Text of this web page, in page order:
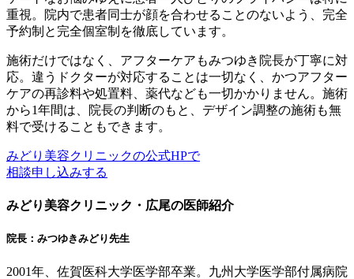
重視。院内で患者同士が顔を合わせることのないよう、完全
予約制と完全個室制を徹底しています。
施術だけではなく、アフターケアもみつゆき院長が丁寧に対
応。違うドクターが対応することは一切なく、かつアフター
ケアの再診料や処置料、薬代なども一切かかりません。施術
から1年間は、院長の判断のもと、デザイン調整の施術も無
料で受けることもできます。
みどり美容クリニックの公式HPで
相談申し込みする
みどり美容クリニック・広尾の医師紹介
院長：みつゆきみどり先生
2001年、佐賀医科大学医学部卒業。九州大学医学部付属病院